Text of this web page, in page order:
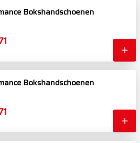
Bokshandschoenen
Bokshandschoenen